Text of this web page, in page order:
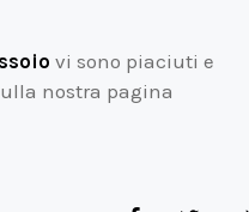
vi sono piaciuti e
nostra pagina